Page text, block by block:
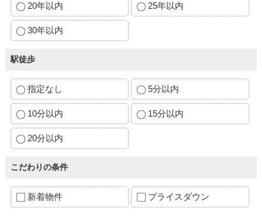
20年以内 25年以内
30年以内
駅徒歩
指定なし 5分以内
10分以内 15分以内
20分以内
こだわりの条件
新着物件 プライスダウン